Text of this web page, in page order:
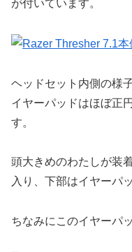
が付いています。
ヘッドセット内側の様子
イヤーパッドはほぼ正
す。
頭大きめのわたしが装
入り、下部はイヤーパ
ちなみにこのイヤーパ